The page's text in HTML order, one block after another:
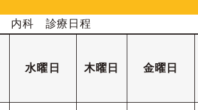
内科 診療日程
水曜日 木曜日 金曜日